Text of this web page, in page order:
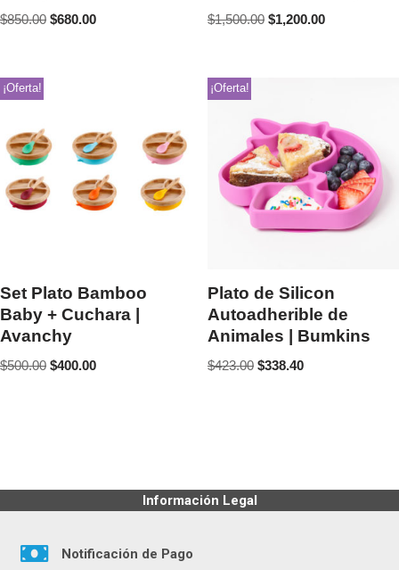
$850.00 $680.00 $1,500.00 $1,200.00
¡Oferta!
Set Plato Bamboo
Baby + Cuchara |
Avanchy
$500.00 $400.00
¡Oferta!
Plato de Silicon
Autoadherible de
Animales | Bumkins
$423.00 $338.40
Información Legal
Notificación de Pago